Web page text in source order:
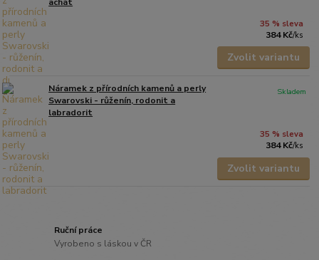
35 % sleva
384 Kč/ks
Zvolit variantu
Náramek z přírodních kamenů a perly
Swarovski - růženín, rodonit a
labradorit
35 % sleva
384 Kč/ks
Skladem
Zvolit variantu
Ruční práce
Vyrobeno s láskou v ČR